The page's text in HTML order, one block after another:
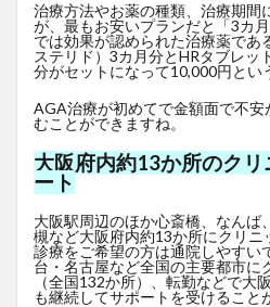
治療方法やお薬の種類、治療期間
が、最もお安いプランだと「3カ
では効果が認められた治療薬であ
ステリド）3カ月分とHRタブレッ
分がセットになって10,000円とい
AGA治療が初めてで金額面で不安
むことができますね。
大阪府内約13か所のク
ート
大阪駅周辺のほか心斎橋、なんば
槻など大阪府内約13か所にクリ
診療をご希望の方は通院しやすい
台・名古屋など全国の主要都市に
（全国132か所）、転勤などで大
も継続してサポートを受けること